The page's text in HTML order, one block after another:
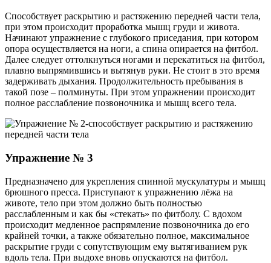
Способствует раскрытию и растяжению передней части тела,
при этом происходит проработка мышц груди и живота.
Начинают упражнение с глубокого приседания, при котором
опора осуществляется на ноги, а спина опирается на фитбол.
Далее следует оттолкнуться ногами и перекатиться на фитбол,
плавно выпрямившись и вытянув руки. Не стоит в это время
задерживать дыхания. Продолжительность пребывания в
такой позе – полминуты. При этом упражнении происходит
полное расслабление позвоночника и мышц всего тела.
Упражнение № 3
Предназначено для укрепления спинной мускулатуры и мышц
брюшного пресса. Приступают к упражнению лёжа на
животе, тело при этом должно быть полностью
расслабленным и как бы «стекать» по фитболу. С вдохом
происходит медленное распрямление позвоночника до его
крайней точки, а также обязательно полное, максимальное
раскрытие груди с сопутствующим ему вытягиванием рук
вдоль тела. При выдохе вновь опускаются на фитбол.